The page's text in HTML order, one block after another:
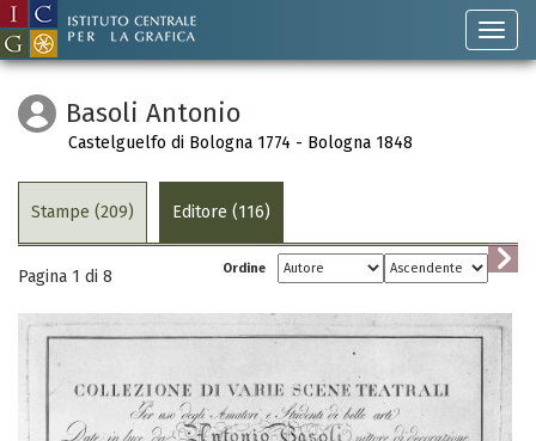
Basoli Antonio
Castelguelfo di Bologna 1774 - Bologna 1848
Stampe (209) Editore (116)
Pagina 1 di 8 Ordine